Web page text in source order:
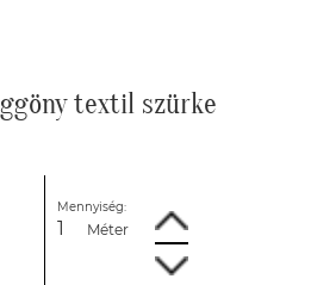
textil szürke
Mennyiség:
Méter